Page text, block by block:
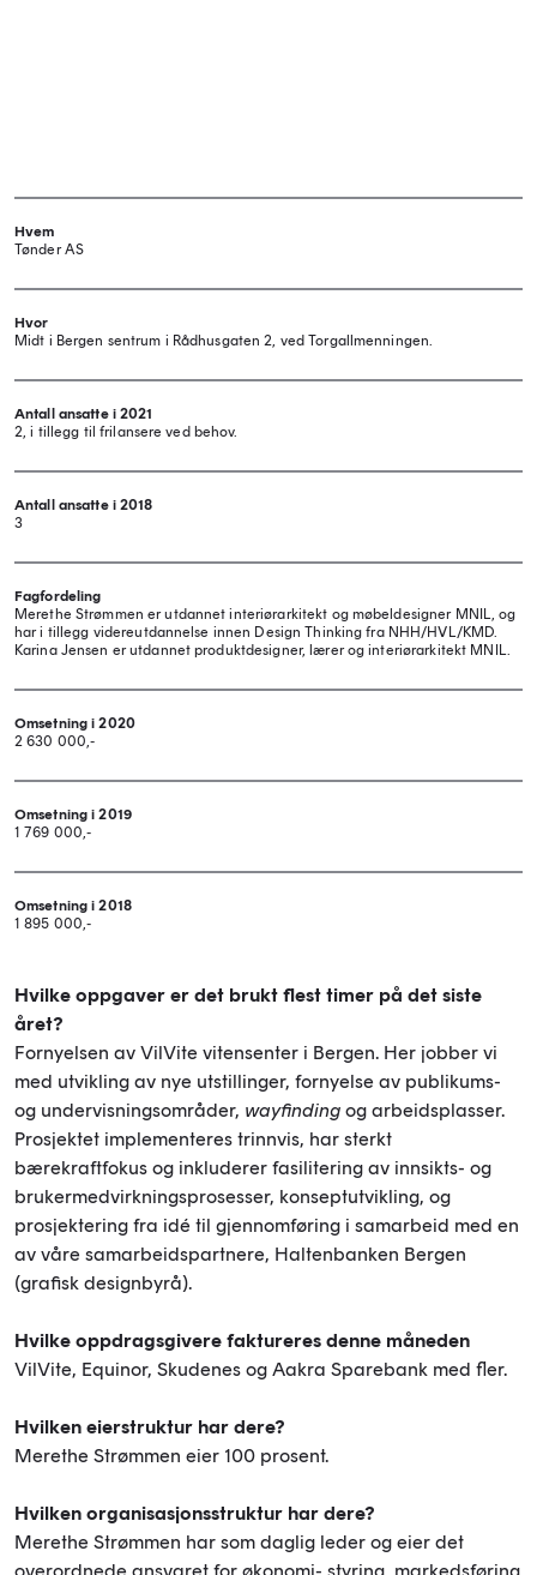
Hvem
Tønder AS
Hvor
Midt i Bergen sentrum i Rådhusgaten 2, ved Torgallmenningen.
Antall ansatte i 2021
2, i tillegg til frilansere ved behov.
Antall ansatte i 2018
3
Fagfordeling
Merethe Strømmen er utdannet interiørarkitekt og møbeldesigner MNIL, og
har i tillegg videreutdannelse innen Design Thinking fra NHH/HVL/KMD.
Karina Jensen er utdannet produktdesigner, lærer og interiørarkitekt MNIL.
Omsetning i 2020
2 630 000,-
Omsetning i 2019
1 769 000,-
Omsetning i 2018
1 895 000,-
Hvilke oppgaver er det brukt flest timer på det siste
året?
Fornyelsen av VilVite vitensenter i Bergen. Her jobber vi
med utvikling av nye utstillinger, fornyelse av publikums-
og undervisningsområder, wayfinding og arbeidsplasser.
Prosjektet implementeres trinnvis, har sterkt
bærekraftfokus og inkluderer fasilitering av innsikts- og
brukermedvirkningsprosesser, konseptutvikling, og
prosjektering fra idé til gjennomføring i samarbeid med en
av våre samarbeidspartnere, Haltenbanken Bergen
(grafisk designbyrå).
Hvilke oppdragsgivere faktureres denne måneden
VilVite, Equinor, Skudenes og Aakra Sparebank med fler.
Hvilken eierstruktur har dere?
Merethe Strømmen eier 100 prosent.
Hvilken organisasjonsstruktur har dere?
Merethe Strømmen har som daglig leder og eier det